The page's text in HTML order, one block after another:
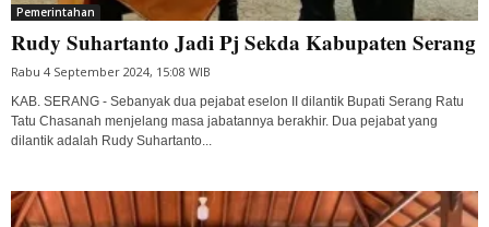
Pemerintahan
Rudy Suhartanto Jadi Pj Sekda Kabupaten Serang
Rabu 4 September 2024, 15:08 WIB
KAB. SERANG - Sebanyak dua pejabat eselon II dilantik Bupati Serang Ratu
Tatu Chasanah menjelang masa jabatannya berakhir. Dua pejabat yang
dilantik adalah Rudy Suhartanto...